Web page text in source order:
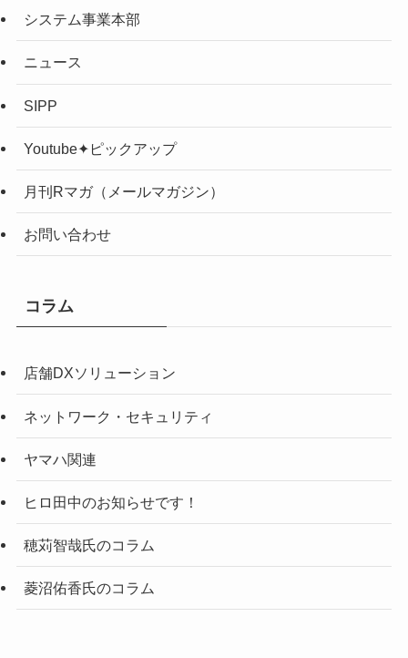
システム事業本部
ニュース
SIPP
Youtube✦ピックアップ
月刊Rマガ（メールマガジン）
お問い合わせ
コラム
店舗DXソリューション
ネットワーク・セキュリティ
ヤマハ関連
ヒロ田中のお知らせです！
穂苅智哉氏のコラム
菱沼佑香氏のコラム